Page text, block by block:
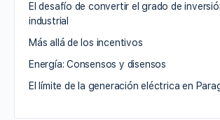
El desafío de convertir el grado de
industrial
Más allá de los incentivos
Energía: Consensos y disensos
El límite de la generación eléctrica en